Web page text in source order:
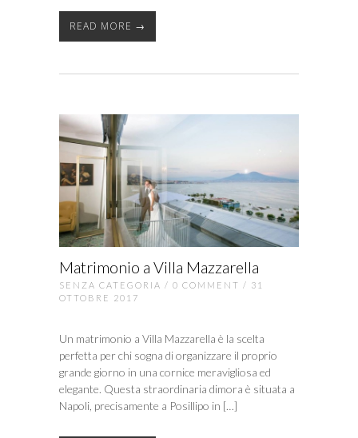
READ MORE →
Matrimonio a Villa Mazzarella
SENZA CATEGORIA / 0 COMMENT / 31
OTTOBRE 2017
Un matrimonio a Villa Mazzarella è la scelta
perfetta per chi sogna di organizzare il proprio
grande giorno in una cornice meravigliosa ed
elegante. Questa straordinaria dimora è situata a
Napoli, precisamente a Posillipo in […]